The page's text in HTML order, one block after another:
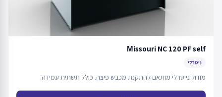
Мissouri NC 120 PF self
ניטרלי
מודול נייטרלי מותאם להתקנת מכבש פיצה. כולל תשתית עמידה.